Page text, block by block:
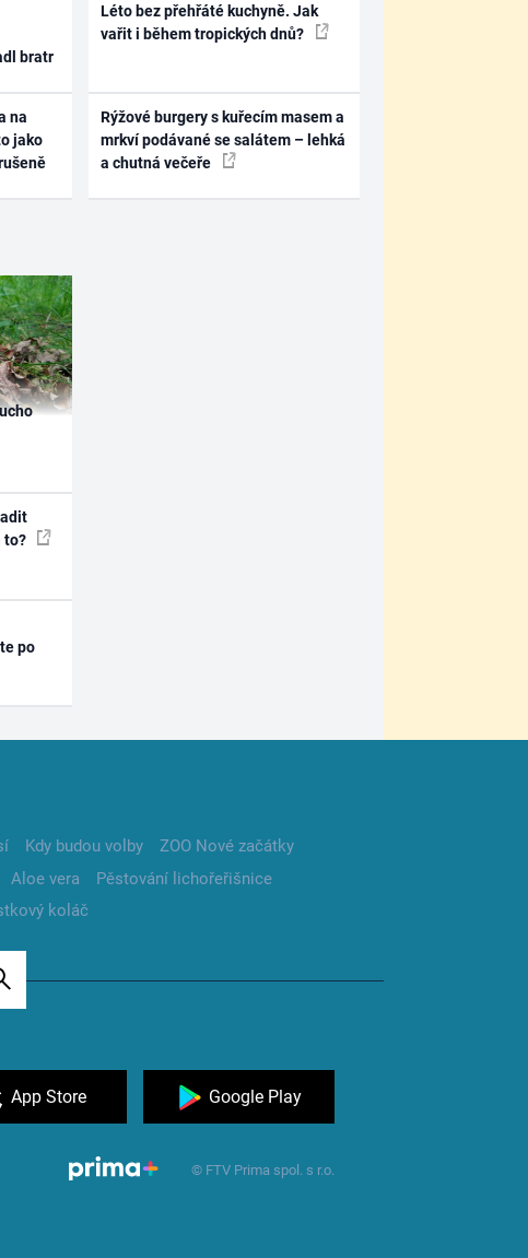
bratr
na
jako
Léto bez přehřáté kuchyně. Jak
vařit i během tropických dnů?
Rýžové burgery s kuřecím masem a
mrkví podávané se salátem – lehká
a chutná večeře
to?
po
Kdy budou volby
ZOO Nové začátky
Aloe vera
Pěstování lichořeřišnice
koláč
App Store Google Play
© FTV Prima spol. s r.o.